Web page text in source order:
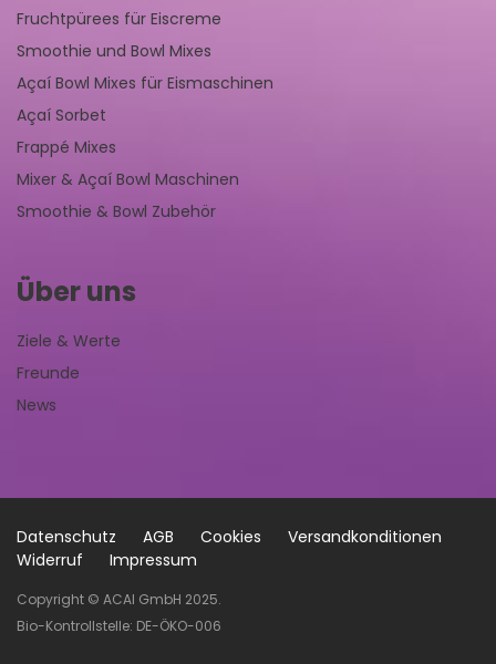
Fruchtpürees für Eiscreme
Smoothie und Bowl Mixes
Açaí Bowl Mixes für Eismaschinen
Açaí Sorbet
Frappé Mixes
Mixer & Açaí Bowl Maschinen
Smoothie & Bowl Zubehör
Über uns
Ziele & Werte
Freunde
News
Datenschutz AGB Cookies
Versandkonditionen
Widerruf
Impressum
Copyright © ACAI GmbH 2025.
Bio-Kontrollstelle: DE-ÖKO-006